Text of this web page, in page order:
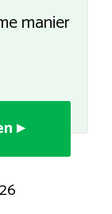
manier
▸